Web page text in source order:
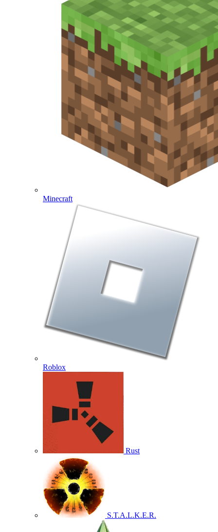
Minecraft
Roblox
Rust
S.T.A.L.K.E.R.